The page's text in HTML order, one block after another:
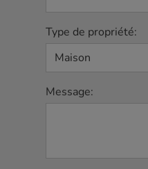
Type de propriété:
Message: